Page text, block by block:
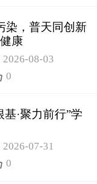
染，普天同创新
康
2026-08-03
0
·聚力前行”学
2026-07-31
0